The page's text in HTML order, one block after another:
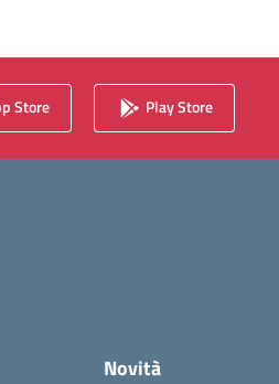
Store Play Store
Novità